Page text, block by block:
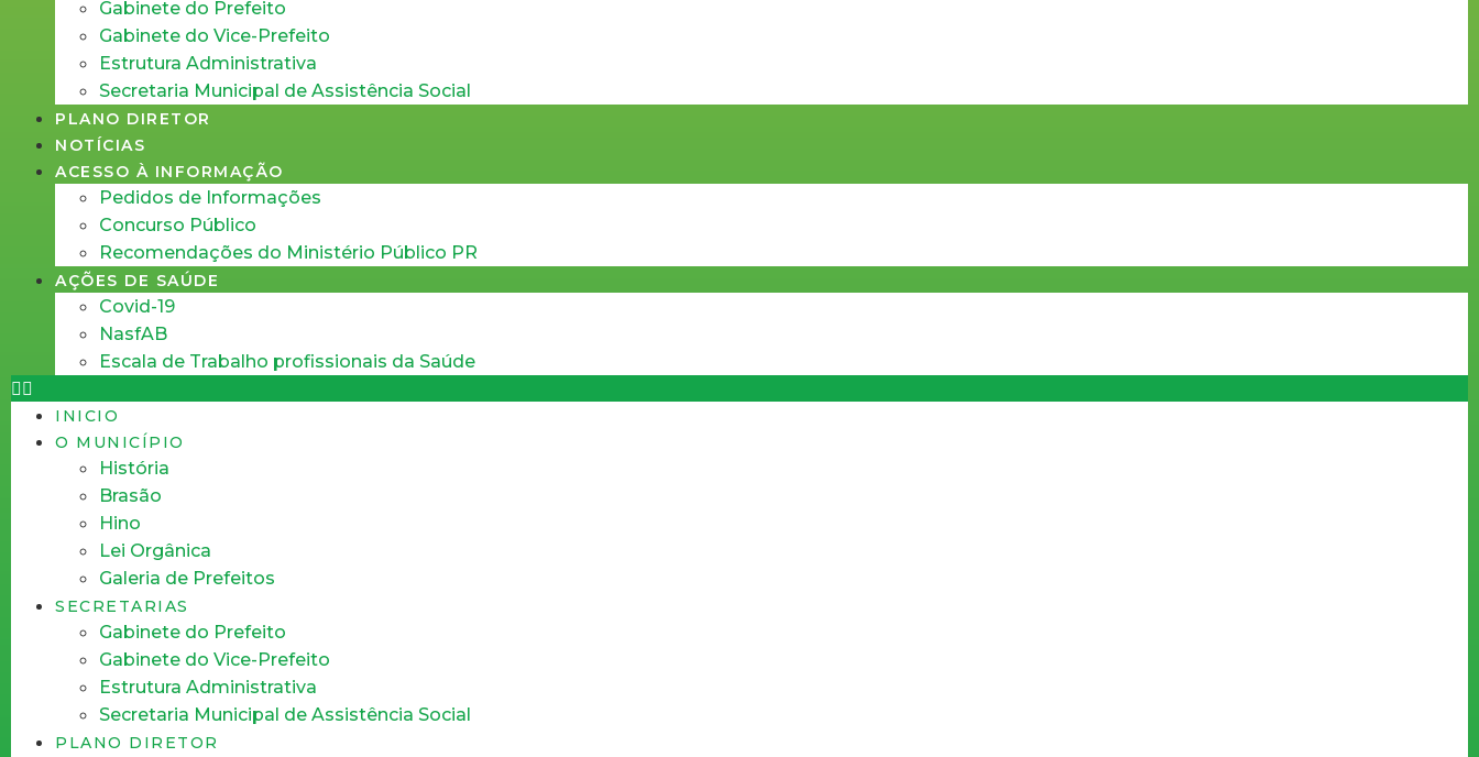
Gabinete do Prefeito
Gabinete do Vice-Prefeito
Estrutura Administrativa
Secretaria Municipal de Assistência Social
PLANO DIRETOR
NOTÍCIAS
ACESSO À INFORMAÇÃO
Pedidos de Informações
Concurso Público
Recomendações do Ministério Público PR
AÇÕES DE SAÚDE
Covid-19
NasfAB
Escala de Trabalho profissionais da Saúde
INICIO
O MUNICÍPIO
História
Brasão
Hino
Lei Orgânica
Galeria de Prefeitos
SECRETARIAS
Gabinete do Prefeito
Gabinete do Vice-Prefeito
Estrutura Administrativa
Secretaria Municipal de Assistência Social
PLANO DIRETOR